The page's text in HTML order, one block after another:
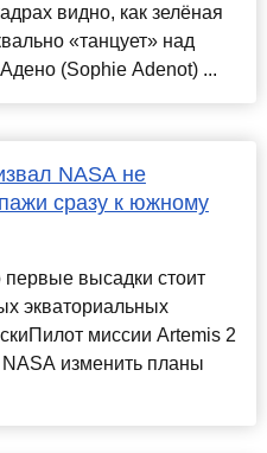
видно, как зелёная
«танцует» над
(Sophie Adenot) ...
NASA не
сразу к южному
первые высадки стоит
экваториальных
миссии Artemis 2
изменить планы